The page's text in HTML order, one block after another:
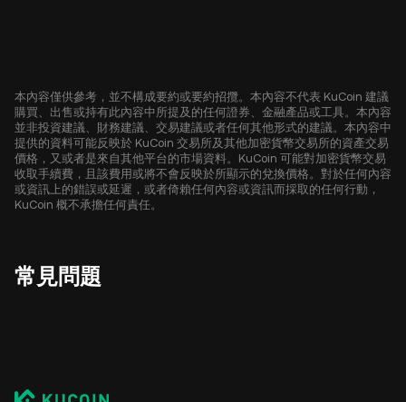
本內容僅供參考，並不構成要約或要約招攬。本內容不代表 KuCoin 建議
購買、出售或持有此內容中所提及的任何證券、金融產品或工具。本內容
並非投資建議、財務建議、交易建議或者任何其他形式的建議。本內容中
提供的資料可能反映於 KuCoin 交易所及其他加密貨幣交易所的資產交易
價格，又或者是來自其他平台的市場資料。KuCoin 可能對加密貨幣交易
收取手續費，且該費用或將不會反映於所顯示的兌換價格。對於任何內容
或資訊上的錯誤或延遲，或者倚賴任何內容或資訊而採取的任何行動，
KuCoin 概不承擔任何責任。
常見問題